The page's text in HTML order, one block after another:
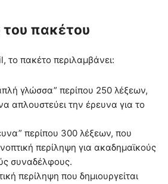
του πακέτου
το πακέτο περιλαμβάνει:
γλώσσα” περίπου 250 λέξεων,
απλουστεύει την έρευνα για το
περίπου 300 λέξεων, που
περίληψη για ακαδημαϊκούς
συναδέλφους.
περίληψη που δημιουργείται